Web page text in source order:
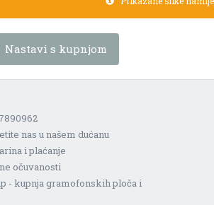
Nastavi s kupnjom
nas u našem dućanu
i plaćanje
očuvanosti
- kupnja gramofonskih ploča i